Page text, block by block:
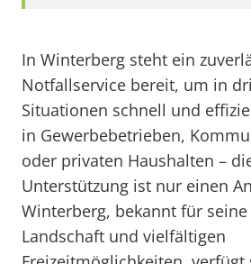
In Winterberg steht ein
Notfallservice bereit, um in
Situationen schnell und
in Gewerbebetrieben,
oder privaten Haushalten –
Unterstützung ist nur einen
Winterberg, bekannt für
Landschaft und vielfältigen